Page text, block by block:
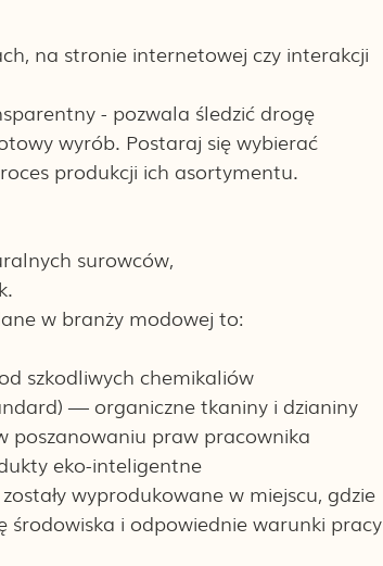
na stronie internetowej czy interakcji
- pozwala śledzić drogę
wyrób. Postaraj się wybierać
produkcji ich asortymentu.
surowców,
w branży modowej to:
szkodliwych chemikaliów
— organiczne tkaniny i dzianiny
praw pracownika
eko-inteligentne
wyprodukowane w miejscu, gdzie
środowiska i odpowiednie warunki pracy